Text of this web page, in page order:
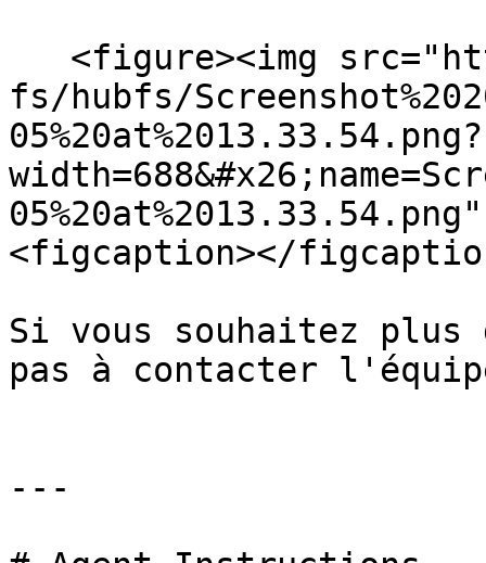
fs/hubfs/
05%20at%2013.33.54.png?
<figcaption></
Si vous souhaitez
pas à contacter
---